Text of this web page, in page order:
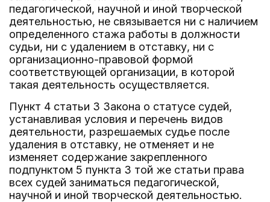
педагогической, научной и иной творческой
деятельностью, не связывается ни с наличием
определенного стажа работы в должности
судьи, ни с удалением в отставку, ни с
организационно-правовой формой
соответствующей организации, в которой
такая деятельность осуществляется.
Пункт 4 статьи 3 Закона о статусе судей,
устанавливая условия и перечень видов
деятельности, разрешаемых судье после
удаления в отставку, не отменяет и не
изменяет содержание закрепленного
подпунктом 5 пункта 3 той же статьи права
всех судей заниматься педагогической,
научной и иной творческой деятельностью.